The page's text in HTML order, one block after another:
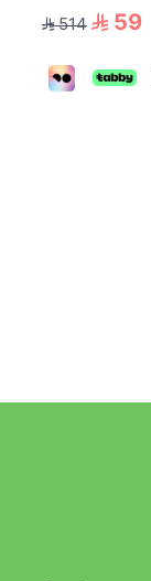
59
514